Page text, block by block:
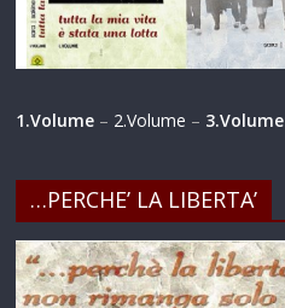
1.Volume – 2.Volume – 3.Volume
…PERCHE’ LA LIBERTA’